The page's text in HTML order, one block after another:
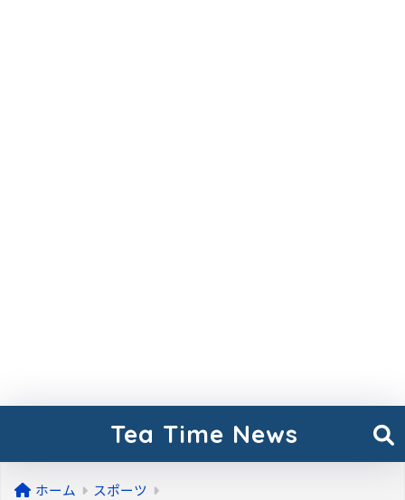
Tea Time News
ホーム スポーツ